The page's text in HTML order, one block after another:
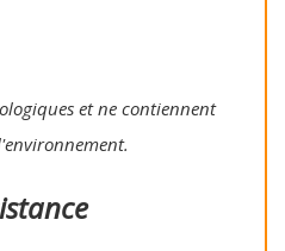
et ne contiennent